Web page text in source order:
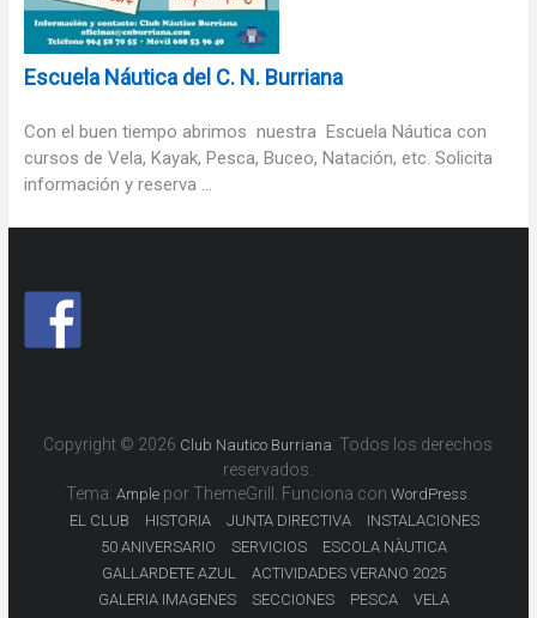
Escuela Náutica del C. N. Burriana
Con el buen tiempo abrimos nuestra Escuela Náutica con
cursos de Vela, Kayak, Pesca, Buceo, Natación, etc. Solicita
información y reserva ...
Copyright © 2026 Club Nautico Burriana . Todos los derechos
reservados.
Tema: Amplepor ThemeGrill. Funciona con WordPress
EL CLUB HISTORIA JUNTA DIRECTIVA
INSTALACIONES
50 ANIVERSARIO
SERVICIOS
ESCOLA NÀUTICA
GALLARDETE AZUL
ACTIVIDADES VERANO 2025
GALERIA IMAGENES
SECCIONES PESCA
VELA